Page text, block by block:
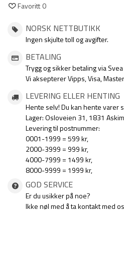
Favoritt 0
NORSK NETTBUTIKK
Ingen skjulte toll og avgifter.
BETALING
Trygg og sikker betaling via
Vi aksepterer Vipps, Visa,
LEVERING ELLER HENTING
Hente selv! Du kan hente varer
Lager: Osloveien 31, 1831 Askim
Levering til postnummer:
0001-1999 = 599 kr,
2000-3999 = 999 kr,
4000-7999 = 1499 kr,
8000-9999 = 1999 kr,
GOD SERVICE
Er du usikker på noe?
Ikke nøl med å ta kontakt med